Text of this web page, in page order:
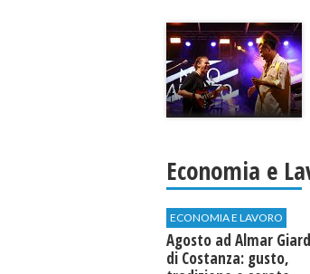
Economia e
ECONOMIA E LAVORO
Agosto ad Almar
di Costanza: gusto,